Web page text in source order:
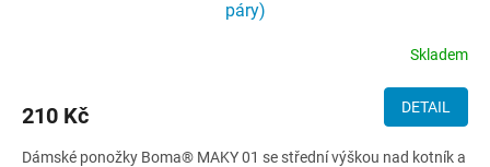
páry)
Skladem
210 Kč DETAIL
Dámské ponožky Boma® MAKY 01 se střední výškou nad kotník a